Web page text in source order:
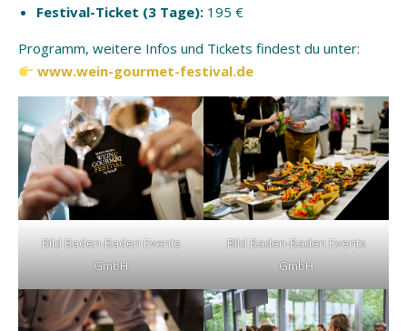
Festival-Ticket (3 Tage): 195 €
Programm, weitere Infos und Tickets findest du unter:
www.wein-gourmet-festival.de
Bild Baden-Baden Events
GmbH
Bild Baden-Baden Events
GmbH